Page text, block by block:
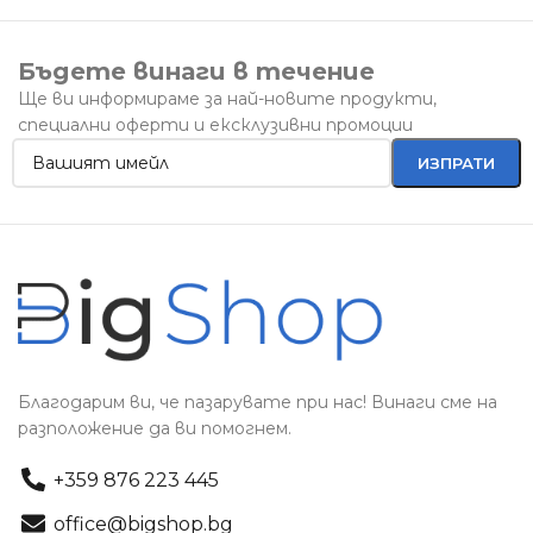
Бъдете винаги в течение
Ще ви информираме за най-новите продукти,
специални оферти и ексклузивни промоции
Благодарим ви, че пазарувате при нас! Винаги сме на
разположение да ви помогнем.
+359 876 223 445
office@bigshop.bg